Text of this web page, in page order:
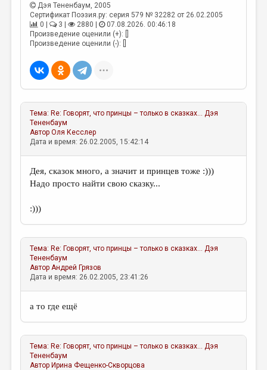
ОТ РЕДАКЦИИ
МАЛАЯ ПРОЗА
ЭССЕИСТИКА
ЛИТЕРАТУРОВЕДЕНИЕ
КУЛЬТУРОВЕДЕНИЕ
ПУБЛИЦИСТИКА
РЕЦЕНЗИРОВАНИЕ
ТРЕДИАКОВСКИЙ
ВКОНТАКТЕ
Дэя Тененбаум, 2005
Сертификат Поэзия.ру: серия 579 № 32282 от 26.02.2005
0 |
3 | 2880 |
07.08.2026. 00:46:18
Произведение оценили (+): []
Произведение оценили (-): []
Тема: Re: Говорят, что принцы – только в сказках... Дэя
Тененбаум
АвторОля Кесслер
Дата и время: 26.02.2005, 15:42:14
Дея, сказок много, а значит и принцев тоже :)))
Надо просто найти свою сказку...
:)))
Тема: Re: Говорят, что принцы – только в сказках... Дэя
Тененбаум
АвторАндрей Грязов
Дата и время: 26.02.2005, 23:41:26
а то где ещё
Тема: Re: Говорят, что принцы – только в сказках... Дэя
Тененбаум
Автор Ирина Фещенко-Скворцова